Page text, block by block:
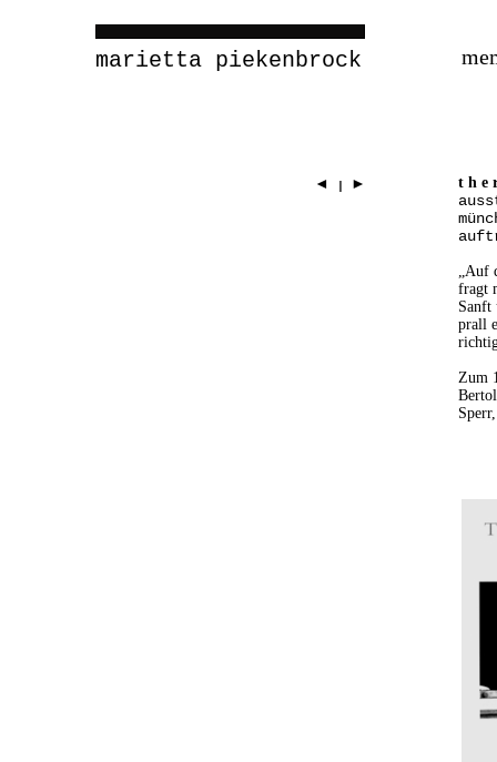
marietta piekenbrock
t h e
„Auf
fragt
Sanft
prall
Zum
◄ ►
I